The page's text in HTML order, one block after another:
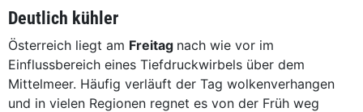
Deutlich kühler
Österreich liegt am Freitag nach wie vor im
Einflussbereich eines Tiefdruckwirbels über dem
Mittelmeer. Häufig verläuft der Tag wolkenverhangen
und in vielen Regionen regnet es von der Früh weg